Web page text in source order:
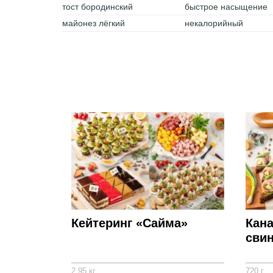
тост бородинский
быстрое насыщение
майонез лёгкий
некалорийный
Кейтеринг «Сайма»
2,95 кг 720 г